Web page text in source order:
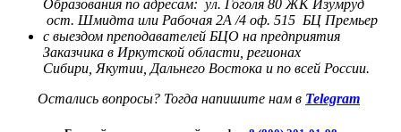
Образования по адресам: ул. Гоголя 80 ЖК Изумруд
ост. Шмидта или Рабочая 2А /4 оф. 515 БЦ Премьер
с выездом преподавателей БЦО на предприятия
Заказчика в Иркутской области, регионах
Сибири, Якутии, Дальнего Востока и по всей России.
Остались вопросы? Тогда напишите нам в Telegram